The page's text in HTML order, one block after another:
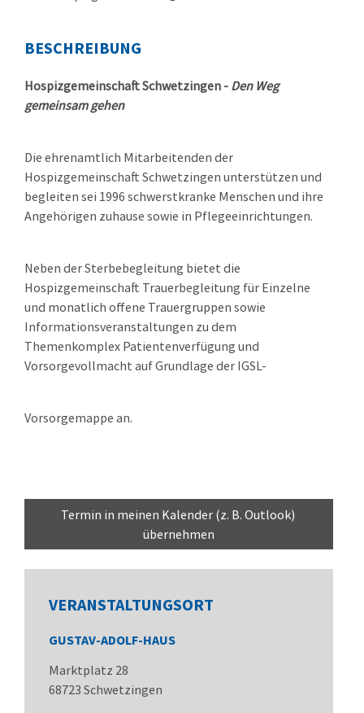
BESCHREIBUNG
Hospizgemeinschaft Schwetzingen - Den Weg
gemeinsam gehen
Die ehrenamtlich Mitarbeitenden der
Hospizgemeinschaft Schwetzingen unterstützen und
begleiten sei 1996 schwerstkranke Menschen und ihre
Angehörigen zuhause sowie in Pflegeeinrichtungen.
Neben der Sterbebegleitung bietet die
Hospizgemeinschaft Trauerbegleitung für Einzelne
und monatlich offene Trauergruppen sowie
Informationsveranstaltungen zu dem
Themenkomplex Patientenverfügung und
Vorsorgevollmacht auf Grundlage der IGSL-
Vorsorgemappe an.
Termin in meinen Kalender (z. B. Outlook)
übernehmen
VERANSTALTUNGSORT
GUSTAV-ADOLF-HAUS
Marktplatz 28
68723 Schwetzingen